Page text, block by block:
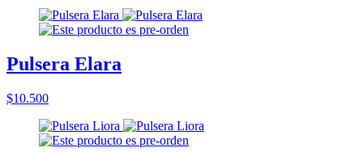
Pulsera Elara
$10.500